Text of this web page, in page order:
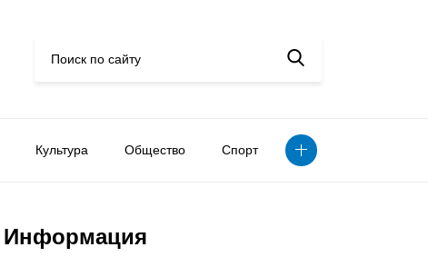
Культура Общество Спорт
Информация